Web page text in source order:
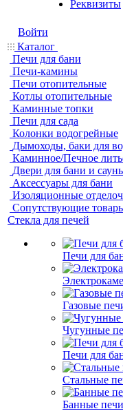
Реквизиты
Войти
Каталог
Печи для бани
Печи-камины
Печи отопительные
Котлы отопительные
Каминные топки
Печи для сада
Колонки водогрейные
Дымоходы, баки для
Каминное/Печное
Двери для бани и
Аксессуары для бани
Изоляционные
Сопутствующие
Стекла для печей
Печи для
Газовые
Чугунные
Печи для
Стальные
Банные